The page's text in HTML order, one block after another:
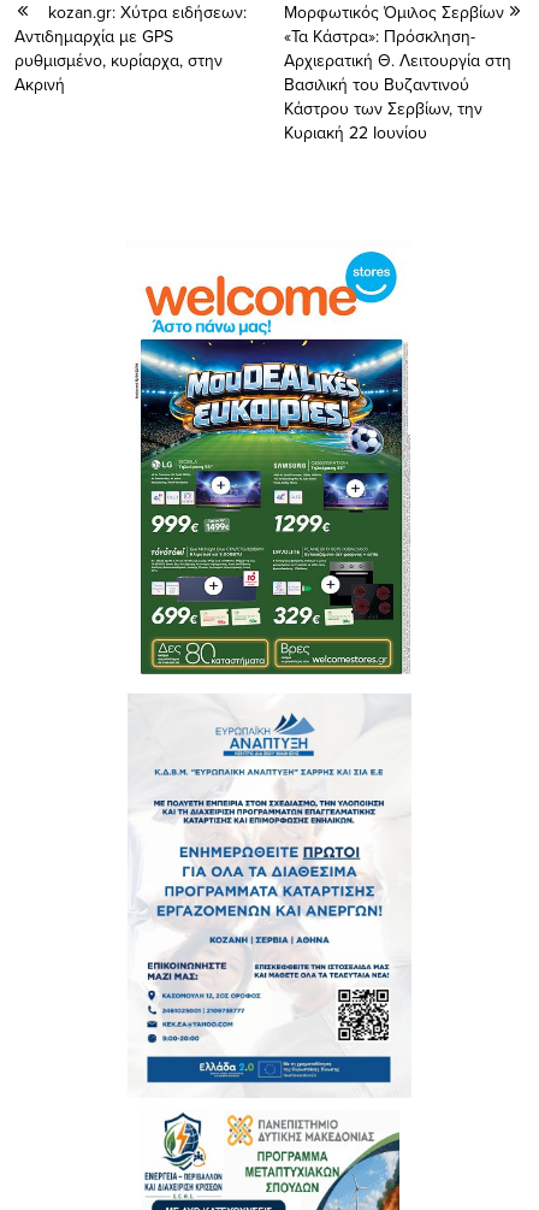
kozan.gr: Χύτρα ειδήσεων:
Αντιδημαρχία με GPS
ρυθμισμένο, κυρίαρχα, στην
Ακρινή
Μορφωτικός Όμιλος Σερβίων
«Τα Κάστρα»: Πρόσκληση-
Αρχιερατική Θ. Λειτουργία στη
Βασιλική του Βυζαντινού
Κάστρου των Σερβίων, την
Κυριακή 22 Ιουνίου